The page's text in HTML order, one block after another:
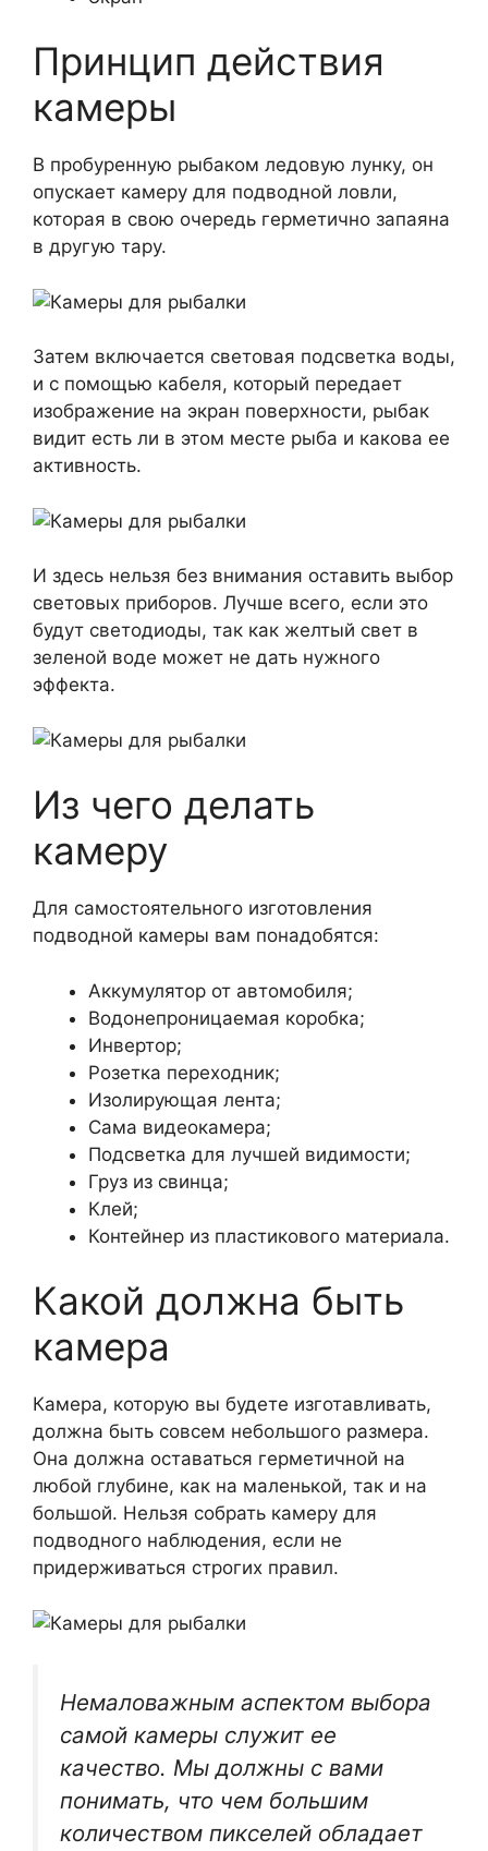
Принцип действия
камеры
В пробуренную рыбаком ледовую лунку, он
опускает камеру для подводной ловли,
которая в свою очередь герметично запаяна
в другую тару.
Затем включается световая подсветка воды,
и с помощью кабеля, который передает
изображение на экран поверхности, рыбак
видит есть ли в этом месте рыба и какова ее
активность.
И здесь нельзя без внимания оставить выбор
световых приборов. Лучше всего, если это
будут светодиоды, так как желтый свет в
зеленой воде может не дать нужного
эффекта.
Из чего делать
камеру
Для самостоятельного изготовления
подводной камеры вам понадобятся:
Аккумулятор от автомобиля;
Водонепроницаемая коробка;
Инвертор;
Розетка переходник;
Изолирующая лента;
Сама видеокамера;
Подсветка для лучшей видимости;
Груз из свинца;
Клей;
Контейнер из пластикового материала.
Какой должна быть
камера
Камера, которую вы будете изготавливать,
должна быть совсем небольшого размера.
Она должна оставаться герметичной на
любой глубине, как на маленькой, так и на
большой. Нельзя собрать камеру для
подводного наблюдения, если не
придерживаться строгих правил.
Немаловажным аспектом выбора
самой камеры служит ее
качество. Мы должны с вами
понимать, что чем большим
количеством пикселей обладает